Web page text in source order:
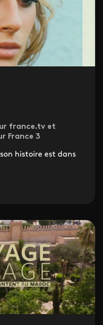
france.tv et
France 3
histoire est dans